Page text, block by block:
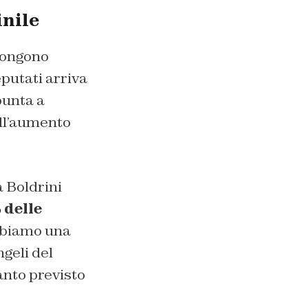
arriva
a
Boldrini
delle
una
del
previsto